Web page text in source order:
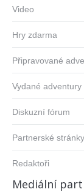
Video
Hry zdarma
Připravované
Vydané adventury
Diskuzní fórum
Partnerské stránky
Redaktoři
Mediální